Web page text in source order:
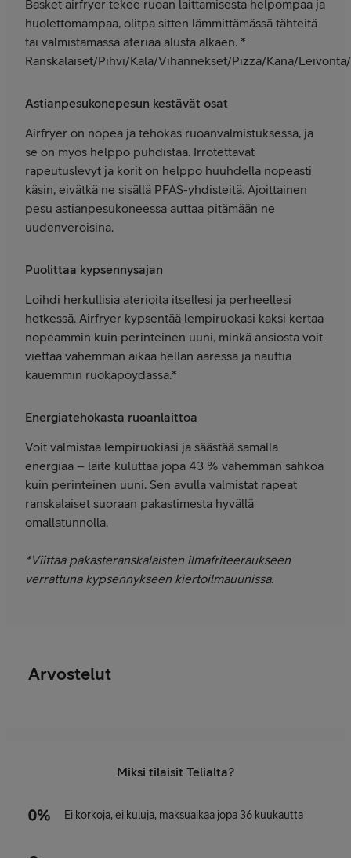
Basket airfryer tekee ruoan laittamisesta helpompaa ja
huolettomampaa, olitpa sitten lämmittämässä tähteitä
tai valmistamassa ateriaa alusta alkaen. *
Ranskalaiset/Pihvi/Kala/Vihannekset/Pizza/Kana/
Astianpesukonepesun kestävät osat
Airfryer on nopea ja tehokas ruoanvalmistuksessa, ja
se on myös helppo puhdistaa. Irrotettavat
rapeutuslevyt ja korit on helppo huuhdella nopeasti
käsin, eivätkä ne sisällä PFAS-yhdisteitä. Ajoittainen
pesu astianpesukoneessa auttaa pitämään ne
uudenveroisina.
Puolittaa kypsennysajan
Loihdi herkullisia aterioita itsellesi ja perheellesi
hetkessä. Airfryer kypsentää lempiruokasi kaksi kertaa
nopeammin kuin perinteinen uuni, minkä ansiosta voit
viettää vähemmän aikaa hellan ääressä ja nauttia
kauemmin ruokapöydässä.*
Energiatehokasta ruoanlaittoa
Voit valmistaa lempiruokiasi ja säästää samalla
energiaa – laite kuluttaa jopa 43 % vähemmän sähköä
kuin perinteinen uuni. Sen avulla valmistat rapeat
ranskalaiset suoraan pakastimesta hyvällä
omallatunnolla.
*Viittaa pakasteranskalaisten ilmafriteeraukseen
verrattuna kypsennykseen kiertoilmauunissa.
Arvostelut
Miksi tilaisit Telialta?
Ei korkoja, ei kuluja, maksuaikaa jopa 36 kuukautta